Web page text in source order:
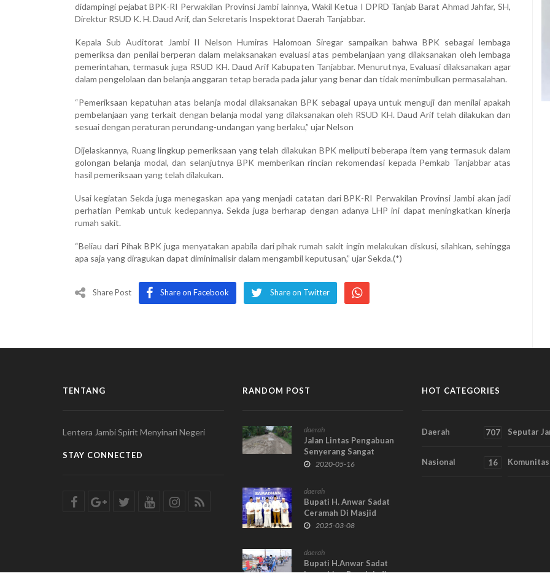
didampingi pejabat BPK-RI Perwakilan Provinsi Jambi lainnya, Wakil Ketua I DPRD Tanjab Barat Ahmad Jahfar, SH,
Direktur RSUD K. H. Daud Arif, dan Sekretaris Inspektorat Daerah Tanjabbar.
Kepala Sub Auditorat Jambi II Nelson Humiras Halomoan Siregar sampaikan bahwa BPK sebagai lembaga
pemeriksa dan penilai berperan dalam melaksanakan evaluasi atas pembelanjaan yang dilaksanakan oleh lembaga
pemerintahan, termasuk juga RSUD KH. Daud Arif Kabupaten Tanjabbar. Menurutnya, Evaluasi dilaksanakan agar
dalam pengelolaan dan belanja anggaran tetap berada pada jalur yang benar dan tidak menimbulkan permasalahan.
“Pemeriksaan kepatuhan atas belanja modal dilaksanakan BPK sebagai upaya untuk menguji dan menilai apakah
pembelanjaan yang terkait dengan belanja modal yang dilaksanakan oleh RSUD KH. Daud Arif telah dilakukan dan
sesuai dengan peraturan perundang-undangan yang berlaku,” ujar Nelson
Dijelaskannya, Ruang lingkup pemeriksaan yang telah dilakukan BPK meliputi beberapa item yang termasuk dalam
golongan belanja modal, dan selanjutnya BPK memberikan rincian rekomendasi kepada Pemkab Tanjabbar atas
hasil pemeriksaan yang telah dilakukan.
Usai kegiatan Sekda juga menegaskan apa yang menjadi catatan dari BPK-RI Perwakilan Provinsi Jambi akan jadi
perhatian Pemkab untuk kedepannya. Sekda juga berharap dengan adanya LHP ini dapat meningkatkan kinerja
rumah sakit.
“Beliau dari Pihak BPK juga menyatakan apabila dari pihak rumah sakit ingin melakukan diskusi, silahkan, sehingga
apa saja yang diragukan dapat diminimalisir dalam mengambil keputusan,” ujar Sekda.(*)
Share Post Share on Facebook Share on Twitter
TENTANG
Lentera Jambi Spirit Menyinari Negeri
STAY CONNECTED
RANDOM POST
daerah
Jalan Lintas Pengabuan
Senyerang Sangat
Memperihatinkan
2020-05-16
daerah
Bupati H. Anwar Sadat
Ceramah Di Masjid
Istiqlal Dihadapan Para
2025-03-08
daerah
Bupati H.Anwar Sadat
HOT CATEGORIES
Daerah 707 Seputar
Nasional 16 Komunitas